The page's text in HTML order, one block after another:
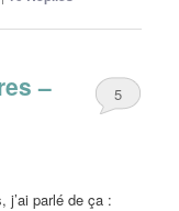
–
5
j’ai parlé de ça :